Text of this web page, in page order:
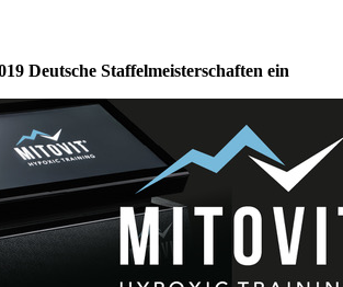
Deutsche Staffelmeisterschaften ein